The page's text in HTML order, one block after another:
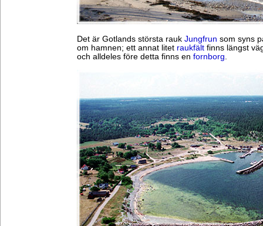
Det är Gotlands största rauk Jungfrun som syns
om hamnen; ett annat litet raukfält finns längst
och alldeles före detta finns en fornborg.